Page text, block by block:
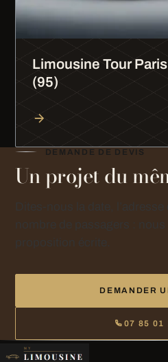
Limousine Tour
(95)
DEMANDE DE DEVIS
Un projet du
DEMANDER
07 85 01